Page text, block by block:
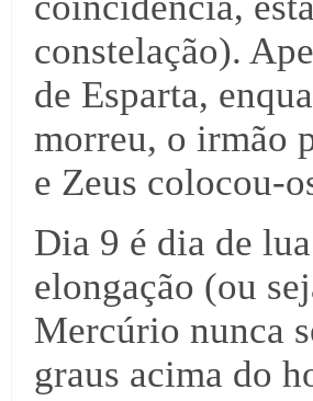
constelação).
de Esparta,
morreu, o irmão
e Zeus colocou-
Dia 9 é dia de
elongação (ou
Mercúrio nunca
graus acima do